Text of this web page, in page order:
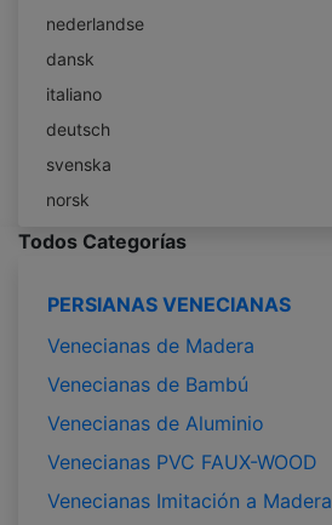
nederlandse
dansk
italiano
deutsch
svenska
norsk
Todos Categorías
PERSIANAS VENECIANAS
Venecianas de Madera
Venecianas de Bambú
Venecianas de Aluminio
Venecianas PVC FAUX-WOOD
Venecianas Imitación a Madera